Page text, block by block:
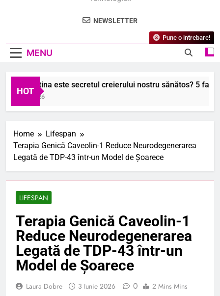
NEWSLETTER
MENU
Pune o intrebare!
HOT
ce lecitina este secretul creierului nostru sănătos? 5 fapte
2026
Home
Lifespan
Terapia Genică Caveolin-1 Reduce Neurodegenerarea
Legată de TDP-43 într-un Model de Șoarece
LIFESPAN
Terapia Genică Caveolin-1
Reduce Neurodegenerarea
Legată de TDP-43 într-un
Model de Șoarece
Laura Dobre 3 Iunie 2026 0 2 Mins Mins